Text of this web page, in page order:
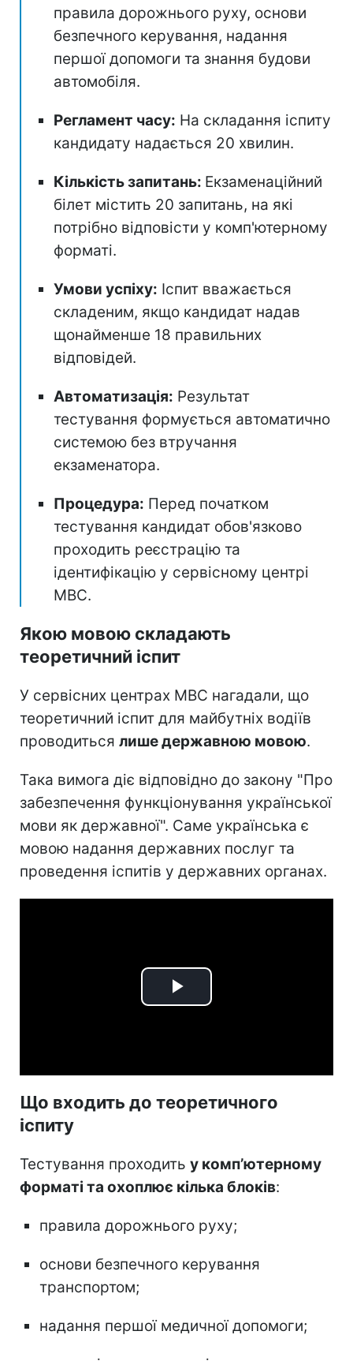
правила дорожнього руху, основи
безпечного керування, надання
першої допомоги та знання будови
автомобіля.
Регламент часу: На складання іспиту
кандидату надається 20 хвилин.
Кількість запитань: Екзаменаційний
білет містить 20 запитань, на які
потрібно відповісти у комп'ютерному
форматі.
Умови успіху: Іспит вважається
складеним, якщо кандидат надав
щонайменше 18 правильних
відповідей.
Автоматизація: Результат
тестування формується автоматично
системою без втручання
екзаменатора.
Процедура: Перед початком
тестування кандидат обов'язково
проходить реєстрацію та
ідентифікацію у сервісному центрі
МВС.
Якою мовою складають
теоретичний іспит
У сервісних центрах МВС нагадали, що
теоретичний іспит для майбутніх водіїв
проводиться лише державною мовою.
Така вимога діє відповідно до закону "Про
забезпечення функціонування української
мови як державної". Саме українська є
мовою надання державних послуг та
проведення іспитів у державних органах.
Play
Що входить до теоретичного
іспиту
Тестування проходить у комп’ютерному
форматі та охоплює кілька блоків:
правила дорожнього руху;
основи безпечного керування
транспортом;
надання першої медичної допомоги;